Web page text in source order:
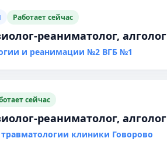
Работает сейчас
реаниматолог, алголог
и реанимации №2 ВГБ №1
сейчас
реаниматолог, алголог
клиники Говорово